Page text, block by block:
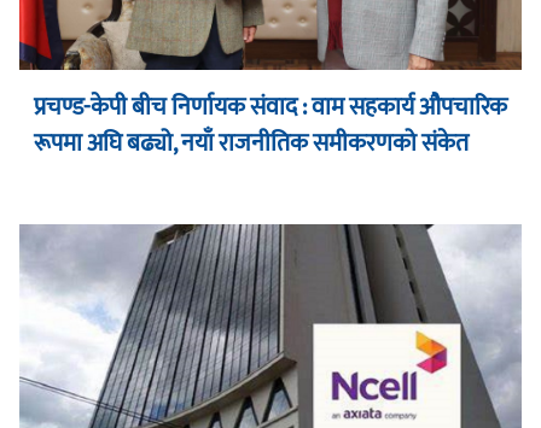
प्रचण्ड-केपी बीच निर्णायक संवाद : वाम सहकार्य औपचारिक
रूपमा अघि बढ्यो, नयाँ राजनीतिक समीकरणको संकेत